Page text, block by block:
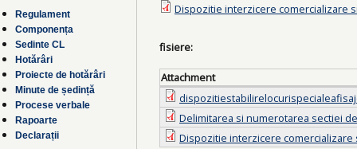
Regulament
Componența
Sedinte CL
Hotărâri
Proiecte de hotărâri
Minute de ședință
Procese verbale
Rapoarte
Declarații
Dispozitie interzicere comercializare
fisiere:
Attachment
Delimitarea si numerotarea sectiei
Dispozitie interzicere